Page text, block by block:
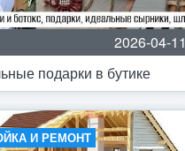
2026-04-11
подарки в бутике
И РЕМОНТ